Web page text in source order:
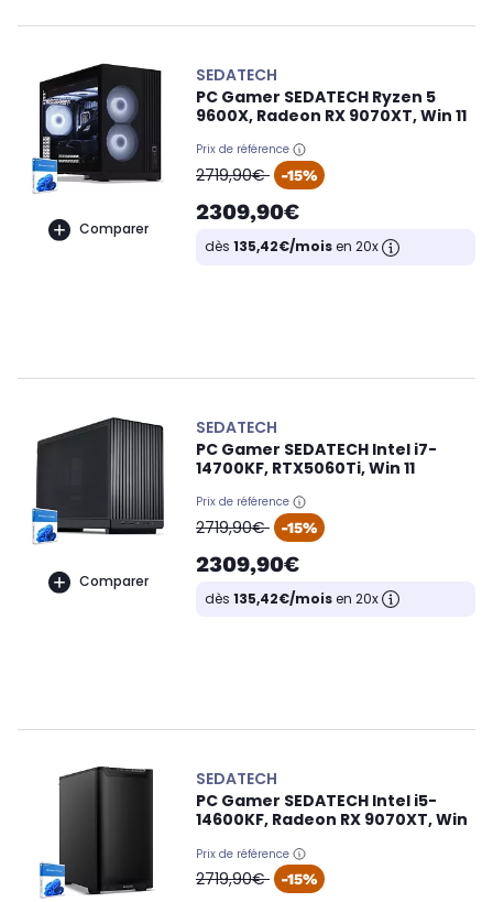
Comparer
SEDATECH
PC Gamer SEDATECH Ryzen 5
9600X, Radeon RX 9070XT, Win 11
Prix de référence
oldPrice
2719,90€ -15%
2309,90€
dès 135,42€/moisen 20x
Comparer
SEDATECH
PC Gamer SEDATECH Intel i7-
14700KF, RTX5060Ti, Win 11
Prix de référence
oldPrice
2719,90€ -15%
2309,90€
dès 135,42€/moisen 20x
SEDATECH
PC Gamer SEDATECH Intel i5-
14600KF, Radeon RX 9070XT, Win
Prix de référence
oldPrice
2719,90€ -15%